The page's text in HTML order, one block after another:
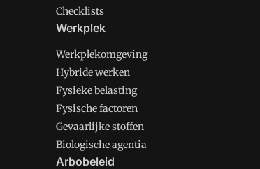
Checklists
Werkplek
Werkplekomgeving
Hybride werken
Fysieke belasting
Fysische factoren
Gevaarlijke stoffen
Biologische agentia
Arbobeleid